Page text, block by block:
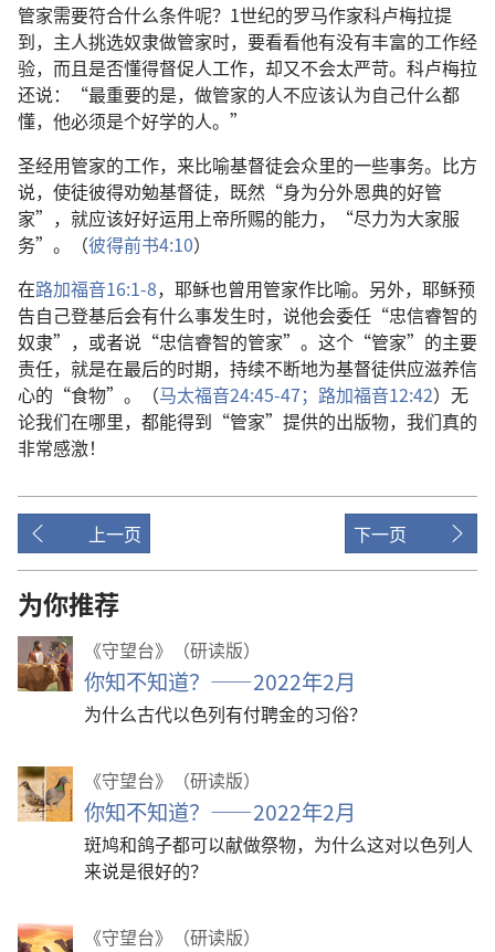
管家需要符合什么条件呢？1世纪的罗马作家科卢梅拉提
到，主人挑选奴隶做管家时，要看看他有没有丰富的工作经
验，而且是否懂得督促人工作，却又不会太严苛。科卢梅拉
还说：“最重要的是，做管家的人不应该认为自己什么都
懂，他必须是个好学的人。”
圣经用管家的工作，来比喻基督徒会众里的一些事务。比方
说，使徒彼得劝勉基督徒，既然“身为分外恩典的好管
家”，就应该好好运用上帝所赐的能力，“尽力为大家服
务”。（彼得前书4:10）
在路加福音16:1-8，耶稣也曾用管家作比喻。另外，耶稣预
告自己登基后会有什么事发生时，说他会委任“忠信睿智的
奴隶”，或者说“忠信睿智的管家”。这个“管家”的主要
责任，就是在最后的时期，持续不断地为基督徒供应滋养信
心的“食物”。（马太福音24:45-47； 路加福音12:42）无
论我们在哪里，都能得到“管家”提供的出版物，我们真的
非常感激！
上一页 下一页
为你推荐
《守望台》（研读版）
你知不知道？——2022年2月
为什么古代以色列有付聘金的习俗？
《守望台》（研读版）
你知不知道？——2022年2月
斑鸠和鸽子都可以献做祭物，为什么这对以色列人
来说是很好的？
《守望台》（研读版）